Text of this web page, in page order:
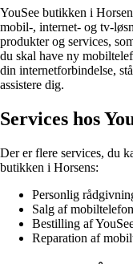
YouSee butikken i
mobil-, internet- og tv-
produkter og services,
du skal have ny
din internetforbindelse,
assistere dig.
Services hos
Der er flere services, du
butikken i Horsens:
Personlig
Salg af
Bestilling af
Reparation af